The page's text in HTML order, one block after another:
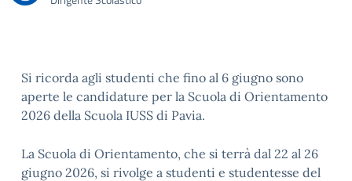
Si ricorda agli studenti che fino al 6 giugno sono
aperte le candidature per la Scuola di Orientamento
2026 della Scuola IUSS di Pavia.
La Scuola di Orientamento, che si terrà dal 22 al 26
giugno 2026, si rivolge a studenti e studentesse del